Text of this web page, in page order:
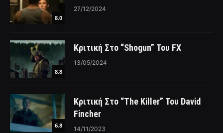
8.0
27/12/2024
8.8
Κριτική Στο “Shogun” Του FX
13/05/2024
6.8
Κριτική Στο “The Killer” Του David
Fincher
14/11/2023